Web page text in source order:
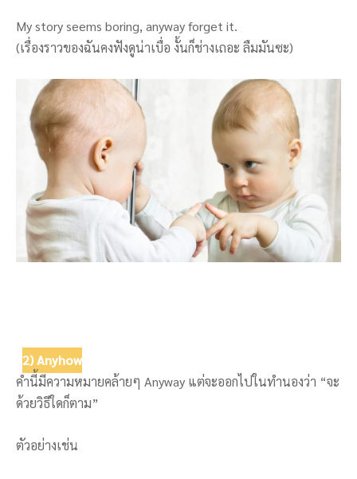
My story seems boring, anyway forget it.
(เรื่องราวของฉันคงฟังดูน่าเบื่อ งั้นก็ช่างเถอะ ลืมมันซะ)
2) Anyhow
คำนี้มีความหมายคล้ายๆ Anyway แต่จะออกไปในทำนองว่า “จะ
ด้วยวิธีใดก็ตาม”
ตัวอย่างเช่น